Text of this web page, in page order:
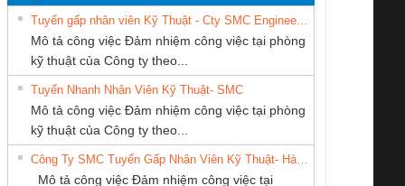
Le An Toàn
Contact
– PSR-
SCP-
Bộ giám sát chuỗi
tấm pin
TRANSCLINIC 16I+
1K5 L (2433950000)
Bộ giám sát dòng
TRANSCLINIC 16I+
(2008130000)
CÔNG TY TNHH
KINH DOANH
DỊCH VỤ XNK
PHƯƠNG NAM
CÔNG TY TNHH
THIẾT BỊ CÔNG
NGHIỆP NIHON
SETSUBI VIỆT
NAM
CÔNG TY TNHH
DỊCH VỤ KỸ
THUẬT ĐIỆN CƠ
GIA HƯNG PHÁT
Mô tả công việc Đảm nhiệm công việc tại phòng
kỹ thuật của Công ty theo...
Tuyển Nhanh Nhân Viên Kỹ Thuật- SMC
Mô tả công việc Đảm nhiệm công việc tại phòng
kỹ thuật của Công ty theo...
Mô tả công việc Đảm nhiệm công việc tại